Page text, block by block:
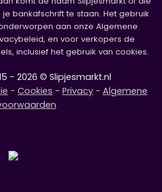
bankafschrift te staan. Het gebruik
aan onze Algemene
en voor verkopers de
inclusief het gebruik van cookies.
- 2026 © Slipjesmarkt.nl
- Cookies - Privacy - Algemene